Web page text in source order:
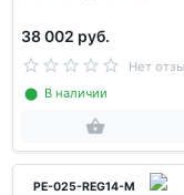
38 002 руб.
Нет
⬤ В наличии
PE-025-REG14-M